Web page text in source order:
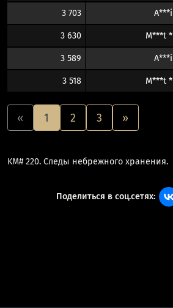
3 703 A***i
3 630 M***t *
3 589 A***i
3 518 M***t *
« 1 2 3 »
KM# 220. Следы небрежного хранения.
Поделиться в соц.сетях: